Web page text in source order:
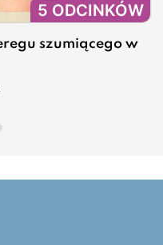
5 ODCINKÓW
szumiącego w